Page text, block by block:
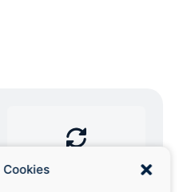
CookiesDevolución 7 Días